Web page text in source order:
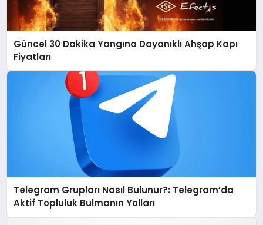
Güncel 30 Dakika Yangına Dayanıklı Ahşap Kapı
Fiyatları
Telegram Grupları Nasıl Bulunur?: Telegram’da
Aktif Topluluk Bulmanın Yolları